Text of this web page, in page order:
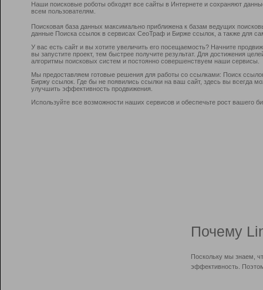
Наши поисковые роботы обходят все сайты в Интернете и сохраняют
всем пользователям.
Поисковая база данных максимально приближена к базам ведущих
данные Поиска ссылок в сервисах СеоТраф и Бирже ссылок, а также для
У вас есть сайт и вы хотите увеличить его посещаемость? Начните
вы запустите проект, тем быстрее получите результат. Для достижения
алгоритмы поисковых систем и постоянно совершенствуем наши сервисы.
Мы предоставляем готовые решения для работы со ссылками: Поиск
Биржу ссылок. Где бы не появились ссылки на ваш сайт, здесь вы всегда
улучшить эффективность продвижения.
Используйте все возможности наших сервисов и обеспечьте рост вашего
Почему
Поскольку мы знаем,
эффективность.